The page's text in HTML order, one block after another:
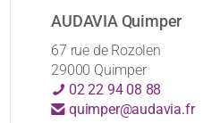
AUDAVIA Quimper
67 rue de Rozolen
29000 Quimper
02 22 94 08 88
quimper@audavia.fr